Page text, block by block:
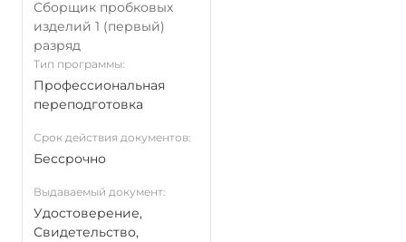
Сборщик пробковых
изделий 1 (первый)
разряд
Тип программы:
Профессиональная
переподготовка
Срок действия документов:
Бессрочно
Выдаваемый документ:
Удостоверение,
Свидетельство,